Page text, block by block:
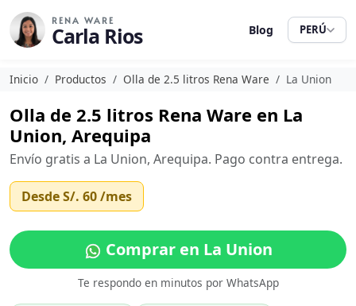
RENA WARE
Carla Rios Blog PERÚ
Inicio Productos Olla de 2.5 litros Rena Ware La Union
Olla de 2.5 litros Rena Ware en La
Union, Arequipa
Envío gratis a La Union, Arequipa. Pago contra entrega.
DesdeS/. 60/mes
Comprar en La Union
Te respondo en minutos por WhatsApp